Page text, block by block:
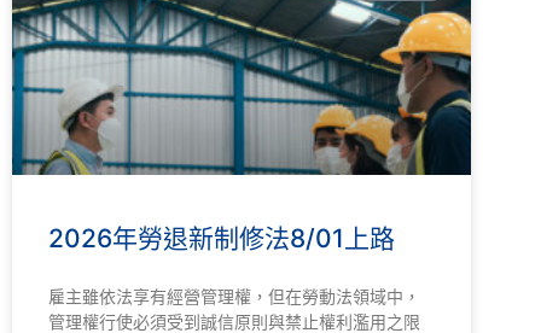
2026年勞退新制修法8/01上路
雇主雖依法享有經營管理權，但在勞動法領域中，
管理權行使必須受到誠信原則與禁止權利濫用之限